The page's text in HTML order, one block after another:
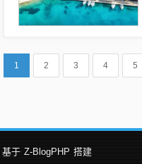
1 2 3 4 5
基于 Z-BlogPHP 搭建